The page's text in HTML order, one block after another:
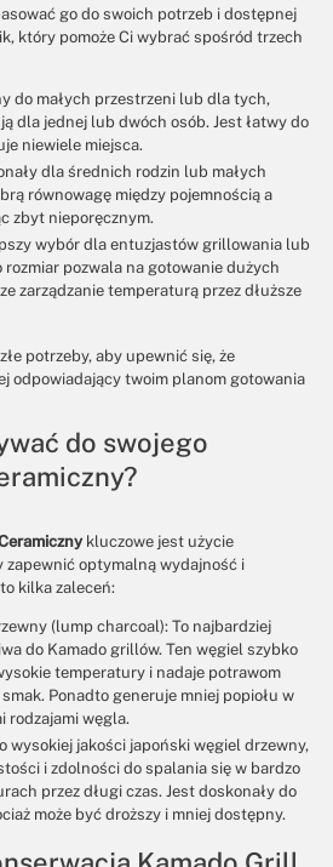
go do swoich potrzeb i dostępnej
który pomoże Ci wybrać spośród trzech
do małych przestrzeni lub dla tych,
dla jednej lub dwóch osób. Jest łatwy do
niewiele miejsca.
dla średnich rodzin lub małych
równowagę między pojemnością a
zbyt nieporęcznym.
wybór dla entuzjastów grillowania lub
rozmiar pozwala na gotowanie dużych
zarządzanie temperaturą przez dłuższe
potrzeby, aby upewnić się, że
odpowiadający twoim planom gotowania
do swojego
kluczowe jest użycie
zapewnić optymalną wydajność i
kilka zaleceń:
(lump charcoal): To najbardziej
do Kamado grillów. Ten węgiel szybko
temperatury i nadaje potrawom
Ponadto generuje mniej popiołu w
rodzajami węgla.
wysokiej jakości japoński węgiel drzewny,
i zdolności do spalania się w bardzo
przez długi czas. Jest doskonały do
może być droższy i mniej dostępny.